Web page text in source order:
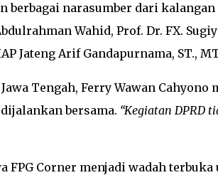
berbagai narasumber dari
Wahid, Prof. Dr. FX.
Jateng Arif Gandapurnama, ST.,
Tengah, Ferry Wawan Cahyono
bersama. “Kegiatan DPRD
FPG Corner menjadi wadah